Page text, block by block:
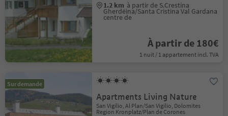
1.2 km à partir de S.Crestina
Gherdëina/Santa Cristina Val Gardana
centre de
À partir de 180€
1 nuit / 1 appartement incl. TVA
Sur demande
Apartments Living Nature
San Vigilio, Al Plan/San Vigilio, Dolomites
Region Kronplatz/Plan de Corones